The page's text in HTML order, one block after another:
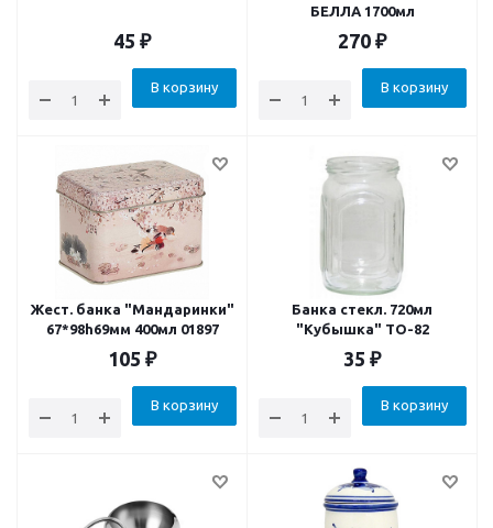
45 ₽
В корзину
БЕЛЛА 1700мл
270 ₽
В корзину
Жест. банка "Мандаринки"
67*98h69мм 400мл 01897
105 ₽
В корзину
Банка стекл. 720мл
"Кубышка" ТО-82
35 ₽
В корзину